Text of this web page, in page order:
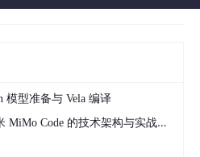
模型准备与 Vela 编译
Code 的技术架构与实战应用